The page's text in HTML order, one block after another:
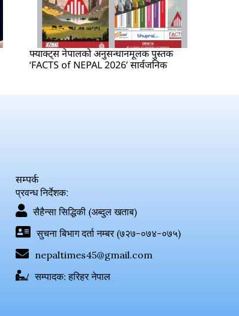
फ्याक्ट्स नेपालको अनुसन्धानमूलक पुस्तक
‘FACTS of NEPAL 2026’ सार्वजनिक
सम्पर्क
प्रवन्ध निर्देशक:
सैहैन्सा सिद्धिकी (अब्दुल खताब)
सुचना बिभाग दर्ता नम्बर (७२७-०७४-०७५)
nepaltimes45@gmail.com
सम्पादक: हरिहर नेपाल